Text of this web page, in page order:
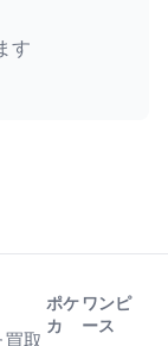
す
取
ポケ
カ
ワンピ
ース